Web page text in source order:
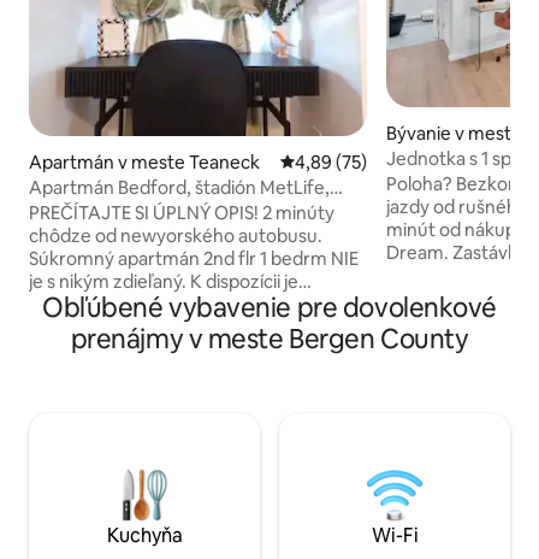
Apartmán v meste Teaneck Priemerné ohodnotenie 4,89
4,89 (75)
Apartmán Bedford, štadión MetLife,
letiská v New Yorku a New Jersey
PREČÍTAJTE SI ÚPLNÝ OPIS! 2 minúty
chôdze od newyorského autobusu.
Súkromný apartmán 2nd flr 1 bedrm NIE
je s nikým zdieľaný. K dispozícii je
vyhradené parkovisko. Táto jednotka je
určená na krátke návštevy NJ/NY a pre
zdravotné sestry. Jednoduchý prístup k
necelých 25 minút na Times Square na
Manhattane. Blízko NJ a letiská v New
minút do Englewood Hosp 15 minút od
Bývanie v meste
Jednotka s 1
minút na štadión
Poloha?
jazdy od rušného
minút od
Dream. Zastávka
2-podlažný
dvojjednotkovej
prízemí a v
štýlovú spálňu v
manželskou
pre vás.
Obľúbené vybavenie pre dovolenkové
prenájmy v meste Bergen County
Kuchyňa Wi-Fi